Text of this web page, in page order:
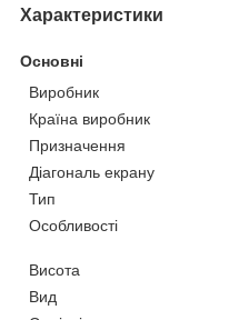
Характеристики
Основні
Виробник
Країна виробник
Призначення
Діагональ екрану
Тип
Особливості
Висота
Вид